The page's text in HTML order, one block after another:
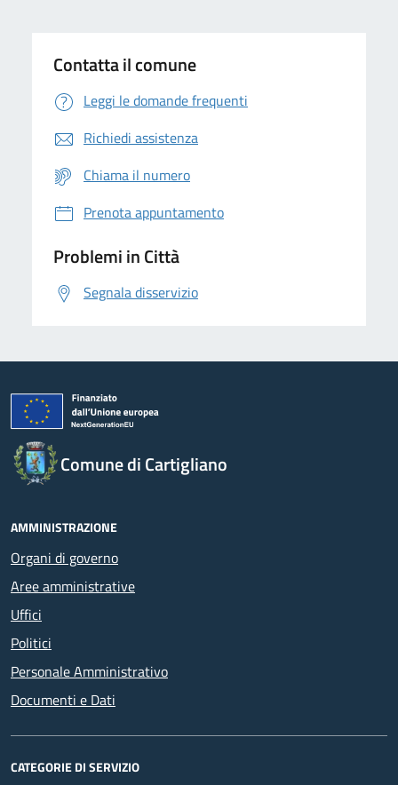
Contatta il comune
Leggi le domande frequenti
Richiedi assistenza
Chiama il numero
Prenota appuntamento
Problemi in Città
Segnala disservizio
Comune di Cartigliano
AMMINISTRAZIONE
Organi di governo
Aree amministrative
Uffici
Politici
Personale Amministrativo
Documenti e Dati
CATEGORIE DI SERVIZIO